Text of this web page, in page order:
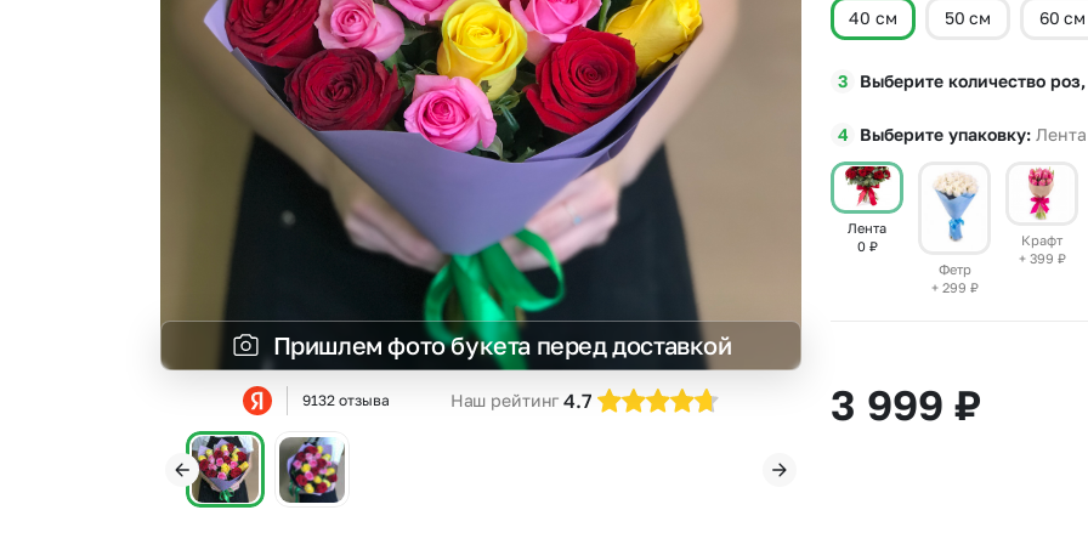
Insta букеты
Все категории
Пришлем фото букета перед доставкой
9132 отзыва Наш рейтинг 4.7
40 см 50 см 60 см
Выберите количество
Выберите упаковку Лента
Лента
0 ₽
Фетр
+ 299 ₽
Крафт
+ 399 ₽
3 999 ₽